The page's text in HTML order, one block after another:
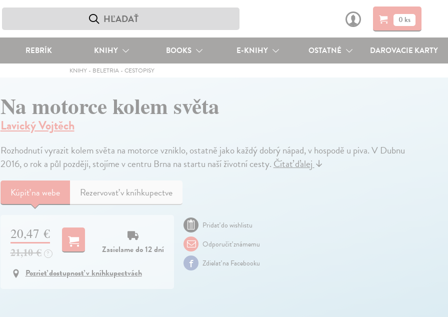
0 ks
REBRÍK KNIHY BOOKS E-KNIHY OSTATNÉ DAROVACIE KARTY
KNIHY- BELETRIA- CESTOPISY
Na motorce kolem světa
Lavický Vojtěch
Rozhodnutí vyrazit kolem světa na motorce vzniklo, ostatně jako každý dobrý nápad, v hospodě u piva. V Dubnu
2016, o rok a půl později, stojíme v centru Brna na startu naší životní cesty.Čítať ďalej↓
Kúpiťna webe Rezervovať v kníhkupectve
20,47 €
21,10 € ?
Zasielame do 12 dní
Pozrieť dostupnosť v kníhkupectvách
Pridať do wishlistu
Odporučiť známemu
Zdielať na Facebooku